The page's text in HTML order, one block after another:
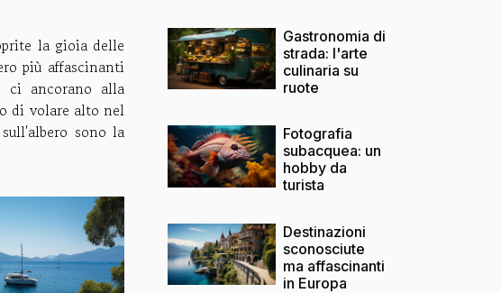
la gioia delle
più affascinanti
ci ancorano alla
di volare alto nel
sono la
Gastronomia di
strada: l'arte
culinaria su
ruote
Fotografia
subacquea: un
hobby da
turista
Destinazioni
sconosciute
ma affascinanti
in Europa